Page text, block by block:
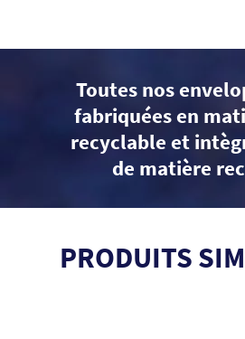
Toutes nos
fabriquées en
recyclable et
de matière
PRODUITS